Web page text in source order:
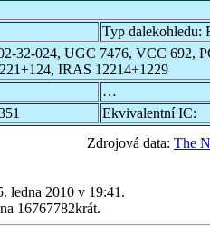
Typ dalekohledu:
32-024, UGC 7476, VCC 692,
IRAS 12214+1229
…
Ekvivalentní IC:
Zdrojová data: The
ledna 2010 v 19:41.
16767782krát.